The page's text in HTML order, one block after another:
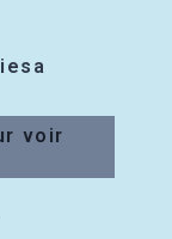
voir